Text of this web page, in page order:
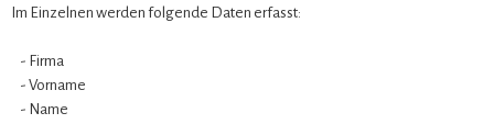
Im Einzelnen werden folgende Daten erfasst:
- Firma
- Vorname
- Name